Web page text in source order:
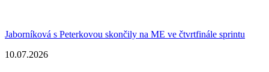
Jaborníková s Peterkovou skončily na ME ve čtvrtfinále sprintu
10.07.2026